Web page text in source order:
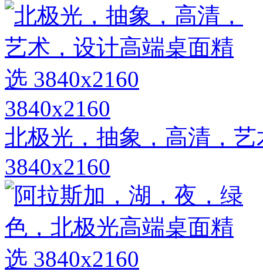
3840x2160
北极光，抽象，高清，
3840x2160